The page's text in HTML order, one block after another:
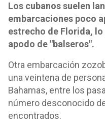
Los cubanos suelen
embarcaciones poco
estrecho de Florida, lo
apodo de "balseros".
Otra embarcación
una veintena de
Bahamas, entre los
número desconocido
encontrados.